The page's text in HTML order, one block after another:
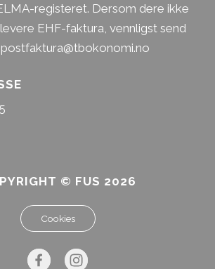
registeret. Dersom dere ikke
EHF-faktura, vennligst send
© FUS 2026
Cookies